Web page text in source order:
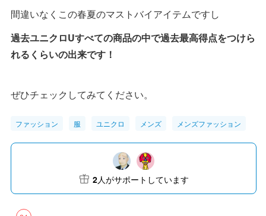
間違いなくこの春夏のマストバイアイテムですし
過去ユニクロUすべての商品の中で過去最高得点をつけら
れるくらいの出来です！
ぜひチェックしてみてください。
ファッション 服 ユニクロ メンズ メンズファッション
2人がサポートしています